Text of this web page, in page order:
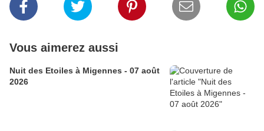
Vous aimerez aussi
Nuit des Etoiles à Migennes - 07 août
2026